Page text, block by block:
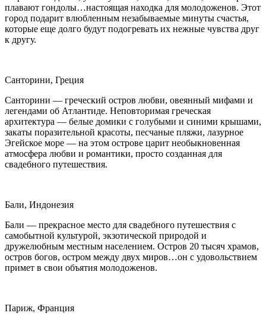
плавают гондолы…настоящая находка для молодоженов. Этот
город подарит влюбленным незабываемые минуты счастья,
которые еще долго будут подогревать их нежные чувства друг
к другу.
Санторини, Греция
Санторини — греческий остров любви, овеянный мифами и
легендами об Атлантиде. Неповторимая греческая
архитектура — белые домики с голубыми и синими крышами,
закаты поразительной красоты, песчаные пляжи, лазурное
Эгейское море — на этом острове царит необыкновенная
атмосфера любви и романтики, просто созданная для
свадебного путешествия.
Бали, Индонезия
Бали — прекрасное место для свадебного путешествия с
самобытной культурой, экзотической природой и
дружелюбным местным населением. Остров 20 тысяч храмов,
остров богов, остром между двух миров…он с удовольствием
примет в свои объятия молодоженов.
Париж, Франция